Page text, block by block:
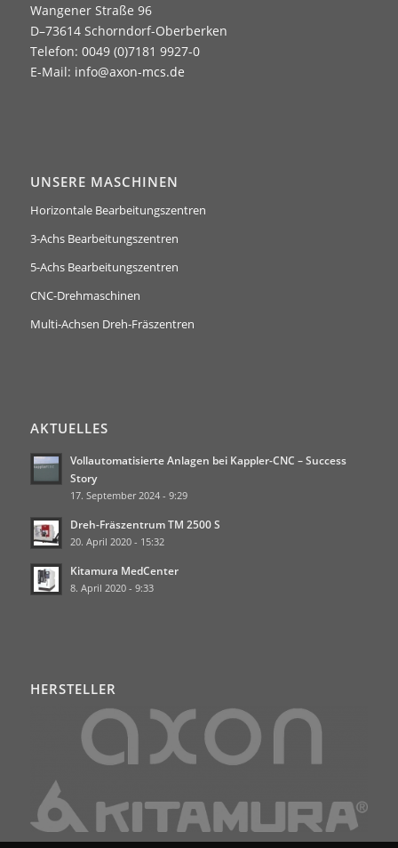
Wangener Straße 96
D–73614 Schorndorf-Oberberken
Telefon: 0049 (0)7181 9927-0
E-Mail: info@axon-mcs.de
UNSERE MASCHINEN
Horizontale Bearbeitungszentren
3-Achs Bearbeitungszentren
5-Achs Bearbeitungszentren
CNC-Drehmaschinen
Multi-Achsen Dreh-Fräszentren
AKTUELLES
Vollautomatisierte Anlagen bei Kappler-CNC – Success
Story
17. September 2024 - 9:29
Dreh-Fräszentrum TM 2500 S
20. April 2020 - 15:32
Kitamura MedCenter
8. April 2020 - 9:33
HERSTELLER